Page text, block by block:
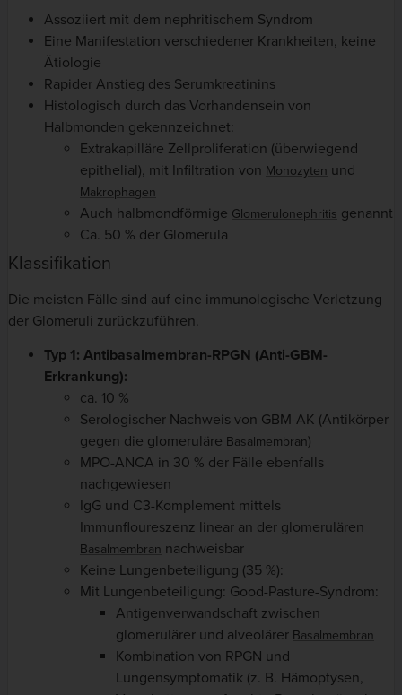
Assoziiert mit dem nephritischem Syndrom
Eine Manifestation verschiedener Krankheiten, keine
Ätiologie
Rapider Anstieg des Serumkreatinins
Histologisch durch das Vorhandensein von
Halbmonden gekennzeichnet:
Extrakapilläre Zellproliferation (überwiegend
epithelial), mit Infiltration von Monozyten und
Makrophagen
Auch halbmondförmige Glomerulonephritis genannt
Ca. 50 % der Glomerula
Klassifikation
Die meisten Fälle sind auf eine immunologische Verletzung
der Glomeruli zurückzuführen.
Typ 1: Antibasalmembran-RPGN (Anti-GBM-
Erkrankung):
ca. 10 %
Serologischer Nachweis von GBM-AK (Antikörper
gegen die glomeruläre Basalmembran)
MPO-ANCA in 30 % der Fälle ebenfalls
nachgewiesen
IgG und C3-Komplement mittels
Immunfloureszenz linear an der glomerulären
Basalmembran nachweisbar
Keine Lungenbeteiligung (35 %):
Mit Lungenbeteiligung: Good-Pasture-Syndrom:
Antigenverwandschaft zwischen
glomerulärer und alveolärer Basalmembran
Kombination von RPGN und
Lungensymptomatik (z. B. Hämoptysen,